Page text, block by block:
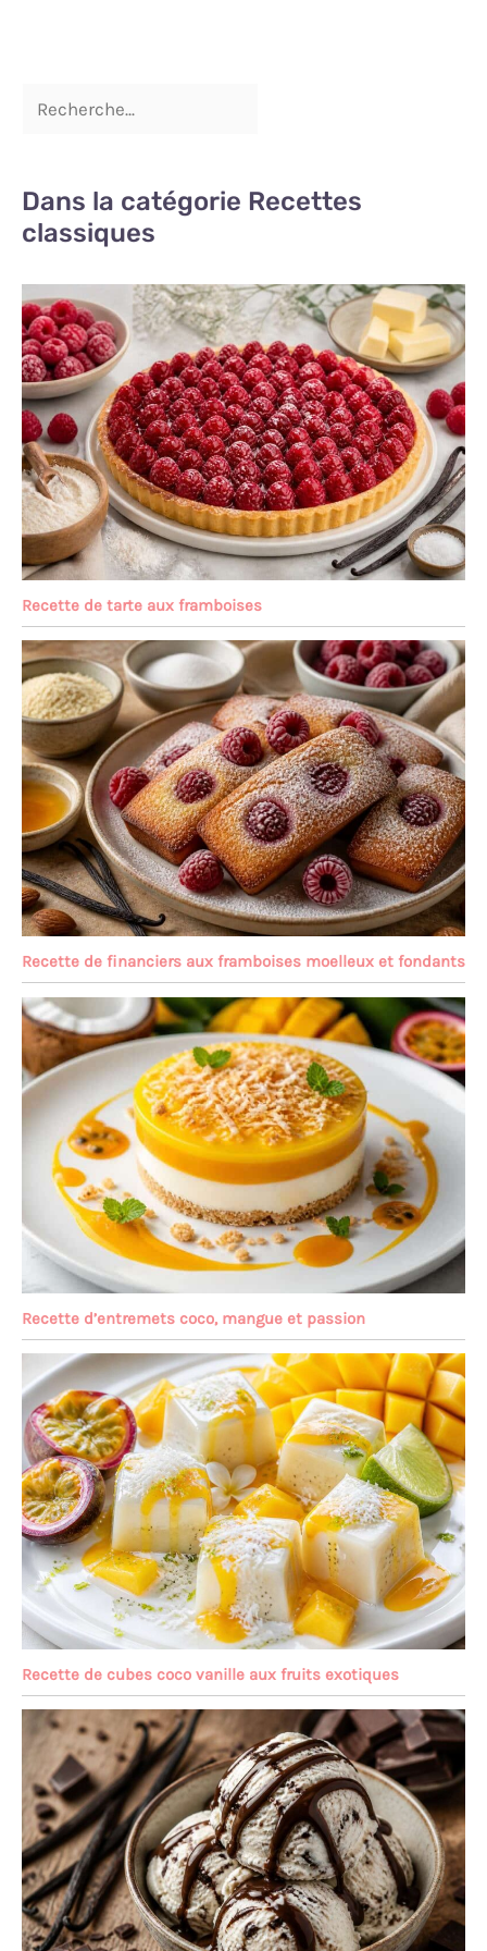
Dans la catégorie Recettes
classiques
Recette de tarte aux framboises
Recette de financiers aux framboises moelleux et fondants
Recette d’entremets coco, mangue et passion
Recette de cubes coco vanille aux fruits exotiques